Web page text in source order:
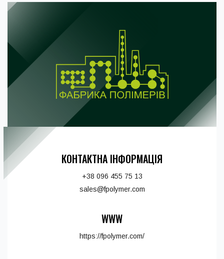
КОНТАКТНА ІНФОРМАЦІЯ
+38 096 455 75 13
sales@fpolymer.com
WWW
https://fpolymer.com/